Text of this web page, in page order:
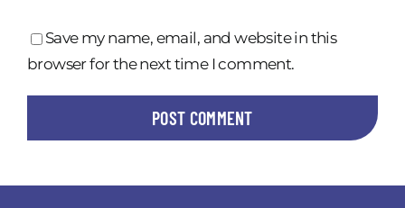
Save my name, email, and website in this
browser for the next time I comment.